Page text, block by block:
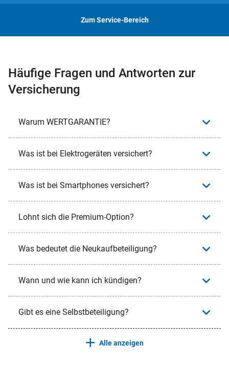
Zum Service-Bereich
Häufige Fragen und Antworten zur
Versicherung
Warum WERTGARANTIE?
Was ist bei Elektrogeräten versichert?
Was ist bei Smartphones versichert?
Lohnt sich die Premium-Option?
Was bedeutet die Neukaufbeteiligung?
Wann und wie kann ich kündigen?
Gibt es eine Selbstbeteiligung?
Alle anzeigen